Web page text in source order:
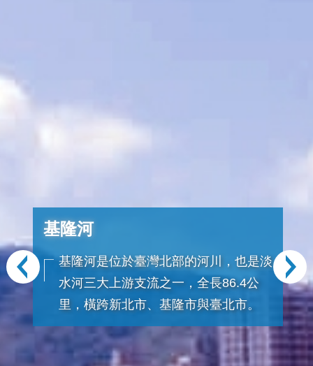
基隆河
基隆河是位於臺灣北部的河川，也是淡
水河三大上游支流之一，全長86.4公
里，橫跨新北市、基隆市與臺北市。